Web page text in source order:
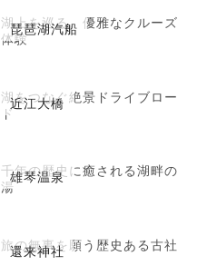
琵琶湖汽船
湖上を巡る、優雅なクルーズ
体験
近江大橋
湖をつなぐ絶景ドライブロー
ド
雄琴温泉
千年の歴史に癒される湖畔の
湯
還来神社
旅の無事を願う歴史ある古社